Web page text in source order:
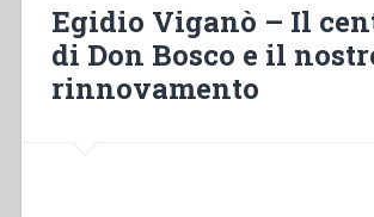
Egidio Viganò – Il
di Don Bosco e il
rinnovamento